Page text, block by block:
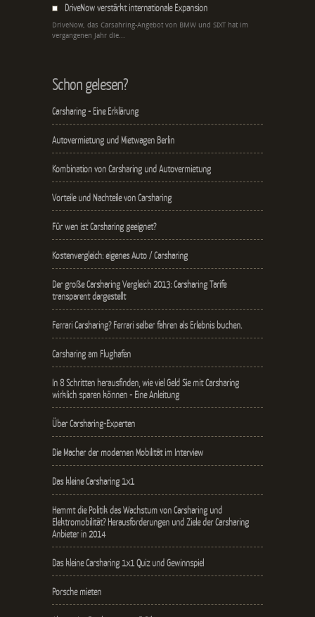
DriveNow verstärkt internationale Expansion
DriveNow, das Carsahring-Angebot von BMW und SIXT hat im
vergangenen Jahr die...
Schon gelesen?
Carsharing - Eine Erklärung
Autovermietung und Mietwagen Berlin
Kombination von Carsharing und Autovermietung
Vorteile und Nachteile von Carsharing
Für wen ist Carsharing geeignet?
Kostenvergleich: eigenes Auto / Carsharing
Der große Carsharing Vergleich 2013: Carsharing Tarife
transparent dargestellt
Ferrari Carsharing? Ferrari selber fahren als Erlebnis buchen.
Carsharing am Flughafen
In 8 Schritten herausfinden, wie viel Geld Sie mit Carsharing
wirklich sparen können - Eine Anleitung
Über Carsharing-Experten
Die Macher der modernen Mobilität im Interview
Das kleine Carsharing 1x1
Hemmt die Politik das Wachstum von Carsharing und
Elektromobilität? Herausforderungen und Ziele der Carsharing
Anbieter in 2014
Das kleine Carsharing 1x1 Quiz und Gewinnspiel
Porsche mieten